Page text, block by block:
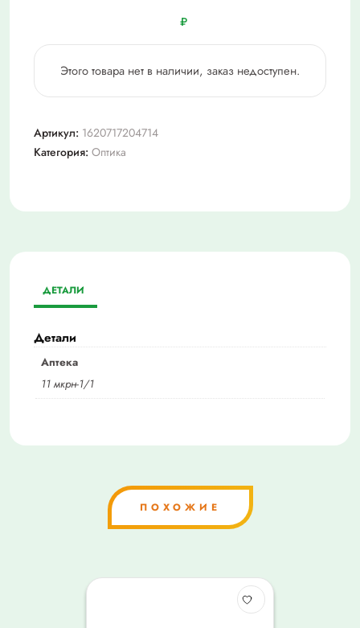
₽
Этого товара нет в наличии, заказ недоступен.
Артикул: 1620717204714
Категория: Оптика
ДЕТАЛИ
Детали
Аптека
11 мкрн-1/1
ПОХОЖИЕ